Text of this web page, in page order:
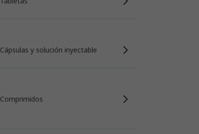
Cápsulas y solución inyectable
Comprimidos